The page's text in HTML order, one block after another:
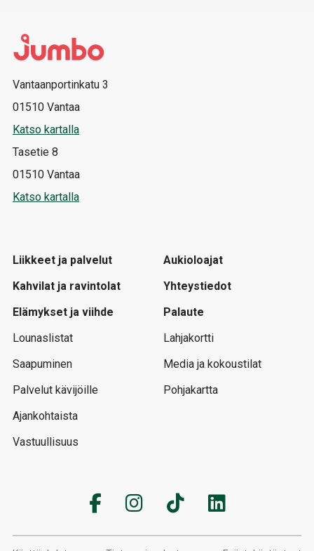
Vantaanportinkatu 3
01510 Vantaa
Katso kartalla
Tasetie 8
01510 Vantaa
Katso kartalla
Liikkeet ja palvelut
Kahvilat ja ravintolat
Elämykset ja viihde
Lounaslistat
Saapuminen
Palvelut kävijöille
Ajankohtaista
Vastuullisuus
Aukioloajat
Yhteystiedot
Palaute
Lahjakortti
Media ja kokoustilat
Pohjakartta